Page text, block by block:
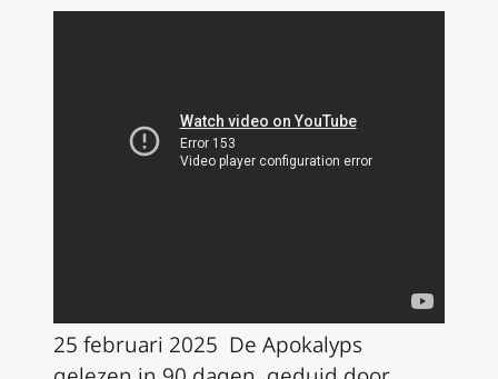
25 februari 2025 De Apokalyps